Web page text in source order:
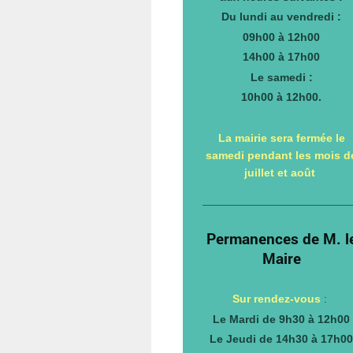
Du lundi au vendredi :
09h00 à 12h00
14h00 à 17h00
Le samedi :
10h00 à 12h00.
La mairie sera fermée le
samedi pendant les mois
juillet et août
Permanences de M.
Maire
Sur rendez-vous :
Le Mardi de 9h30 à 12h00
Le Jeudi de 14h30 à 17h00